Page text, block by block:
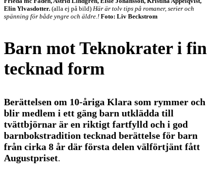
Elin Ylvasdotter. (alla ej på bild) Här är tolv tips på romaner, serier och
spänning för både yngre och äldre.! Foto: Liv Beckstrom
Barn mot Teknokrater i fin
tecknad form
Berättelsen om 10-åriga Klara som rymmer och
blir medlem i ett gäng barn utklädda till
tvättbjörnar är en riktigt fartfylld och i god
barnbokstradition tecknad berättelse för barn
från cirka 8 år där första delen välförtjänt fått
Augustpriset.